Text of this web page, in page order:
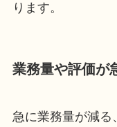
ります。
業務量や評価が
急に業務量が減る